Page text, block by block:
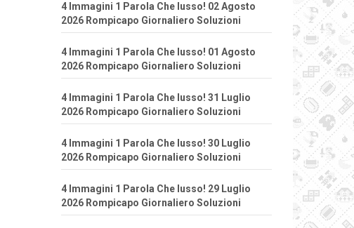
4 Immagini 1 Parola Che lusso! 02 Agosto
2026 Rompicapo Giornaliero Soluzioni
4 Immagini 1 Parola Che lusso! 01 Agosto
2026 Rompicapo Giornaliero Soluzioni
4 Immagini 1 Parola Che lusso! 31 Luglio
2026 Rompicapo Giornaliero Soluzioni
4 Immagini 1 Parola Che lusso! 30 Luglio
2026 Rompicapo Giornaliero Soluzioni
4 Immagini 1 Parola Che lusso! 29 Luglio
2026 Rompicapo Giornaliero Soluzioni